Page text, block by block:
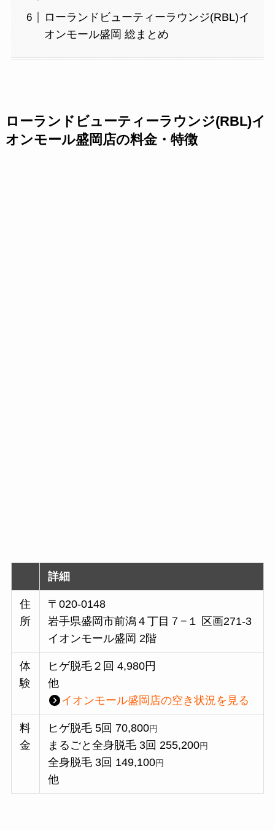
ローランドビューティーラウンジ(RBL)イ
オンモール盛岡 総まとめ
ローランドビューティーラウンジ(RBL)イ
オンモール盛岡店の料金・特徴
詳細
住
所
〒020-0148
岩手県盛岡市前潟４丁目７−１ 区画271-3
イオンモール盛岡 2階
体
験
ヒゲ脱毛２回 4,980円
他
イオンモール盛岡 店の空き状況を見る
料
金
ヒゲ脱毛 5回 70,800円
まるごと全身脱毛 3回 255,200円
全身脱毛 3回 149,100円
他